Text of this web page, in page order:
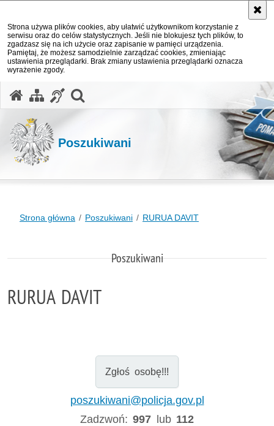
Strona używa plików cookies, aby ułatwić użytkownikom korzystanie z
serwisu oraz do celów statystycznych. Jeśli nie blokujesz tych plików, to
zgadzasz się na ich użycie oraz zapisanie w pamięci urządzenia.
Pamiętaj, że możesz samodzielnie zarządzać cookies, zmieniając
ustawienia przeglądarki. Brak zmiany ustawienia przeglądarki oznacza
wyrażenie zgody.
Poszukiwani
Strona główna Poszukiwani RURUA DAVIT
Poszukiwani
RURUA DAVIT
Zgłoś osobę!!!
poszukiwani@policja.gov.pl
Zadzwoń:997 lub 112